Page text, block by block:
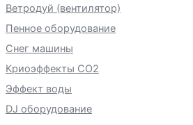
Ветродуй (вентилятор)
Пенное оборудование
Снег машины
Криоэффекты CO2
Эффект воды
DJ оборудование